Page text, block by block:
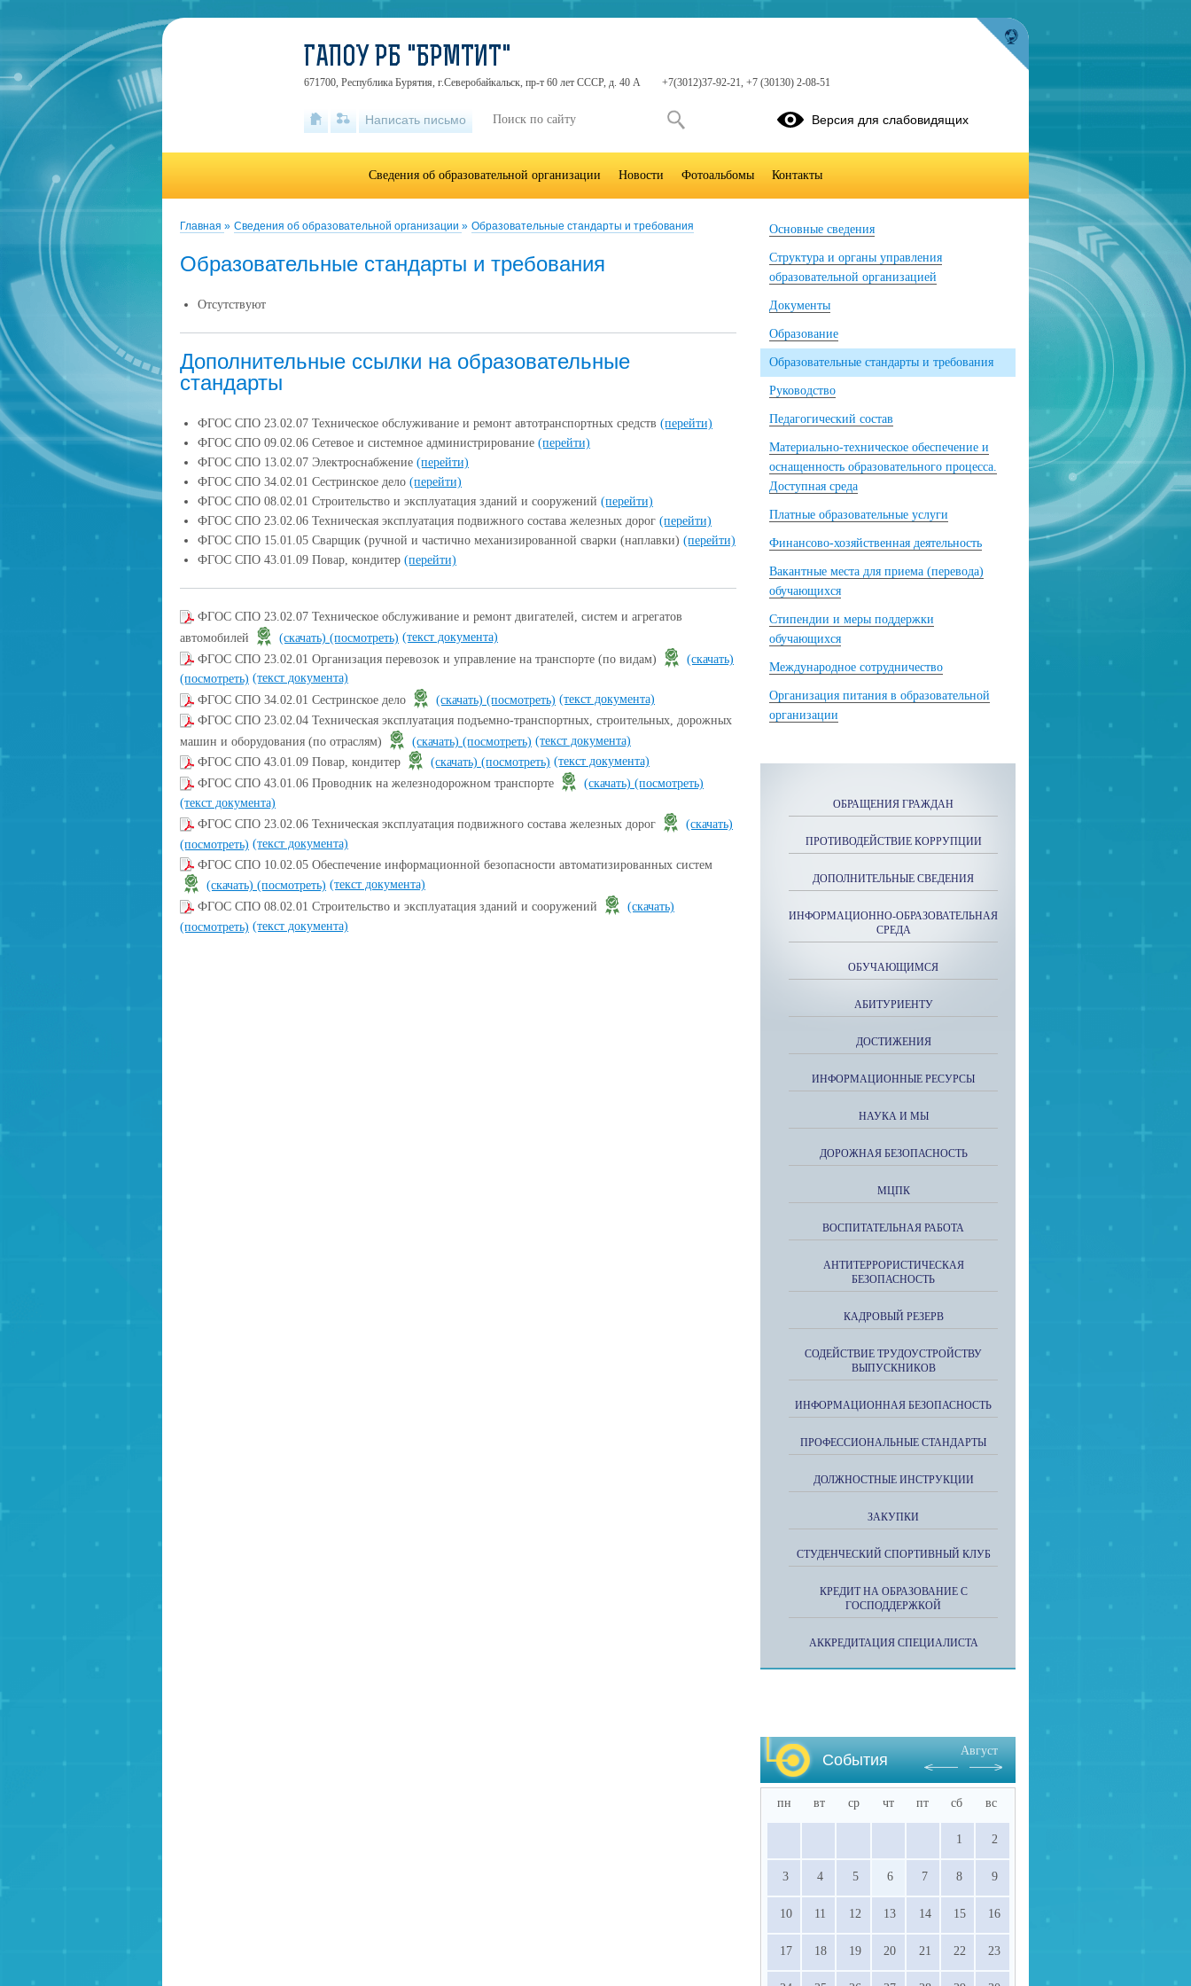
Главная » Сведения об образовательной организации » Образовательные стандарты и требования
Образовательные стандарты и требования
Отсутствуют
Дополнительные ссылки на образовательные
стандарты
ФГОС СПО 23.02.07 Техническое обслуживание и ремонт автотранспортных средств (перейти)
ФГОС СПО 09.02.06 Сетевое и системное администрирование (перейти)
ФГОС СПО 13.02.07 Электроснабжение (перейти)
ФГОС СПО 34.02.01 Сестринское дело (перейти)
ФГОС СПО 08.02.01 Строительство и эксплуатация зданий и сооружений (перейти)
ФГОС СПО 23.02.06 Техническая эксплуатация подвижного состава железных дорог (перейти)
ФГОС СПО 15.01.05 Сварщик (ручной и частично механизированной сварки (наплавки) (перейти)
ФГОС СПО 43.01.09 Повар, кондитер (перейти)
ФГОС СПО 23.02.07 Техническое обслуживание и ремонт двигателей, систем и агрегатов
автомобилей
(скачать) (посмотреть) (текст документа)
ФГОС СПО 23.02.01 Организация перевозок и управление на транспорте (по видам)
(скачать)
(посмотреть) (текст документа)
ФГОС СПО 34.02.01 Сестринское дело
(скачать) (посмотреть) (текст документа)
ФГОС СПО 23.02.04 Техническая эксплуатация подъемно-транспортных, строительных, дорожных
машин и оборудования (по отраслям)
(скачать) (посмотреть) (текст документа)
ФГОС СПО 43.01.09 Повар, кондитер
(скачать) (посмотреть) (текст документа)
ФГОС СПО 43.01.06 Проводник на железнодорожном транспорте
(скачать) (посмотреть)
(текст документа)
ФГОС СПО 23.02.06 Техническая эксплуатация подвижного состава железных дорог
(скачать)
(посмотреть) (текст документа)
ФГОС СПО 10.02.05 Обеспечение информационной безопасности автоматизированных систем
(скачать) (посмотреть) (текст документа)
ФГОС СПО 08.02.01 Строительство и эксплуатация зданий и сооружений
(скачать)
(посмотреть) (текст документа)
Основные сведения
Структура и органы управления
образовательной организацией
Документы
Образование
Образовательные стандарты и требования
Руководство
Педагогический состав
Материально-техническое обеспечение и
оснащенность образовательного процесса.
Доступная среда
Платные образовательные услуги
Финансово-хозяйственная деятельность
Вакантные места для приема (перевода)
обучающихся
Стипендии и меры поддержки
обучающихся
Международное сотрудничество
Организация питания в образовательной
организации
ОБРАЩЕНИЯ ГРАЖДАН
ПРОТИВОДЕЙСТВИЕ КОРРУПЦИИ
ДОПОЛНИТЕЛЬНЫЕ СВЕДЕНИЯ
ИНФОРМАЦИОННО-ОБРАЗОВАТЕЛЬНАЯ
СРЕДА
ОБУЧАЮЩИМСЯ
АБИТУРИЕНТУ
ДОСТИЖЕНИЯ
ИНФОРМАЦИОННЫЕ РЕСУРСЫ
НАУКА И МЫ
ДОРОЖНАЯ БЕЗОПАСНОСТЬ
МЦПК
ВОСПИТАТЕЛЬНАЯ РАБОТА
АНТИТЕРРОРИСТИЧЕСКАЯ
БЕЗОПАСНОСТЬ
КАДРОВЫЙ РЕЗЕРВ
СОДЕЙСТВИЕ ТРУДОУСТРОЙСТВУ
ВЫПУСКНИКОВ
ИНФОРМАЦИОННАЯ БЕЗОПАСНОСТЬ
ПРОФЕССИОНАЛЬНЫЕ СТАНДАРТЫ
ДОЛЖНОСТНЫЕ ИНСТРУКЦИИ
ЗАКУПКИ
СТУДЕНЧЕСКИЙ СПОРТИВНЫЙ КЛУБ
КРЕДИТ НА ОБРАЗОВАНИЕ С
ГОСПОДДЕРЖКОЙ
АККРЕДИТАЦИЯ СПЕЦИАЛИСТА
События
Август
пн вт ср чт пт сб вс
1 2
3 4 5 6 7 8 9
10 11 12 13 14 15 16
17 18 19 20 21 22 23
ГАПОУ РБ "БРМТИТ"
671700, Республика Бурятия, г.Северобайкальск, пр-т 60 лет СССР, д. 40 А +7(3012)37-92-21, +7 (30130) 2-08-51
Написать письмо Версия для слабовидящих
Сведения об образовательной организации Новости Фотоальбомы Контакты